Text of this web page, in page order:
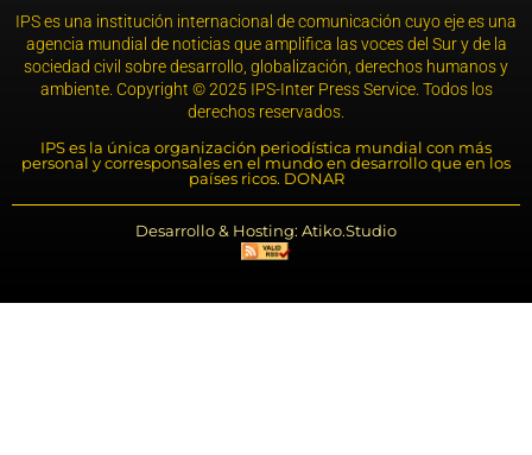
IPS es una institución internacional de comunicación cuyo eje es una
agencia mundial de noticias que amplifica las voces del Sur y de la
sociedad civil sobre desarrollo, globalización, derechos humanos y
ambiente. Copyright © 2025 IPS-Inter Press Service. Todos los
derechos reservados.
IPS es la única organización periodística mundial con más
personal y corresponsales en el mundo en desarrollo que en los
países ricos. DONAR
Desarrollo & Hosting: Atiko.Studio